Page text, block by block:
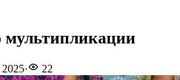
мультипликации
2025· 22